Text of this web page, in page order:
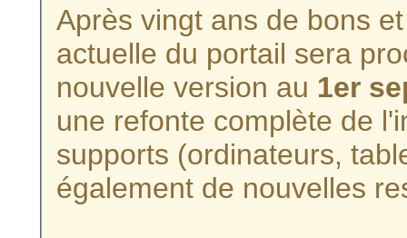
Après vingt ans de bons
actuelle du portail sera
nouvelle version au 1er
une refonte complète de
supports (ordinateurs,
également de nouvelles